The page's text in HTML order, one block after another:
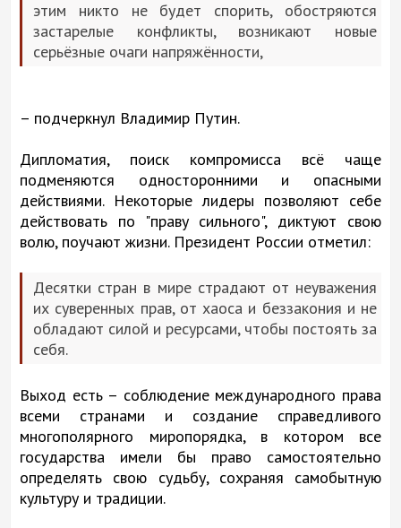
этим никто не будет спорить, обостряются
застарелые конфликты, возникают новые
серьёзные очаги напряжённости,
– подчеркнул Владимир Путин.
Дипломатия, поиск компромисса всё чаще
подменяются односторонними и опасными
действиями. Некоторые лидеры позволяют себе
действовать по "праву сильного", диктуют свою
волю, поучают жизни. Президент России отметил:
Десятки стран в мире страдают от неуважения
их суверенных прав, от хаоса и беззакония и не
обладают силой и ресурсами, чтобы постоять за
себя.
Выход есть – соблюдение международного права
всеми странами и создание справедливого
многополярного миропорядка, в котором все
государства имели бы право самостоятельно
определять свою судьбу, сохраняя самобытную
культуру и традиции.